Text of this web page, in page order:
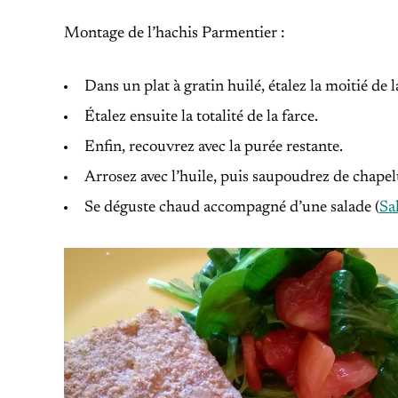
Montage de l’hachis Parmentier :
Dans un plat à gratin huilé, étalez la moitié de
Étalez ensuite la totalité de la farce.
Enfin, recouvrez avec la purée restante.
Arrosez avec l’huile, puis saupoudrez de
Se déguste chaud accompagné d’une salade (